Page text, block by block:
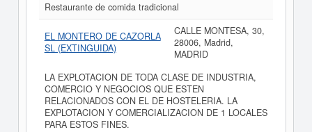
Restaurante de comida tradicional
EL MONTERO DE CAZORLA
SL (EXTINGUIDA)
CALLE MONTESA, 30,
28006, Madrid,
MADRID
LA EXPLOTACION DE TODA CLASE DE INDUSTRIA,
COMERCIO Y NEGOCIOS QUE ESTEN
RELACIONADOS CON EL DE HOSTELERIA. LA
EXPLOTACION Y COMERCIALIZACION DE 1 LOCALES
PARA ESTOS FINES.